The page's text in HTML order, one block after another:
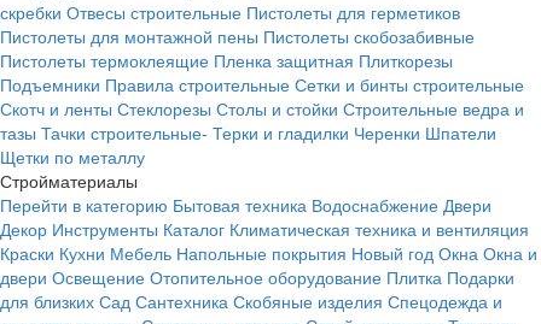
скребки Отвесы строительные Пистолеты для герметиков
Пистолеты для монтажной пены Пистолеты скобозабивные
Пистолеты термоклеящие Пленка защитная Плиткорезы
Подъемники Правила строительные Сетки и бинты строительные
Скотч и ленты Стеклорезы Столы и стойки Строительные ведра и
тазы Тачки строительные- Терки и гладилки Черенки Шпатели
Щетки по металлу
Стройматериалы
Перейти в категорию Бытовая техника Водоснабжение Двери
Декор Инструменты Каталог Климатическая техника и вентиляция
Краски Кухни Мебель Напольные покрытия Новый год Окна Окна и
двери Освещение Отопительное оборудование Плитка Подарки
для близких Сад Сантехника Скобяные изделия Спецодежда и